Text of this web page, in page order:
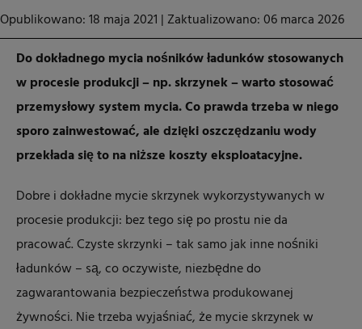
Opublikowano: 18 maja 2021 | Zaktualizowano: 06 marca 2026
Do dokładnego mycia nośników ładunków stosowanych
w procesie produkcji – np. skrzynek – warto stosować
przemysłowy system mycia. Co prawda trzeba w niego
sporo zainwestować, ale dzięki oszczędzaniu wody
przekłada się to na niższe koszty eksploatacyjne.
Dobre i dokładne mycie skrzynek wykorzystywanych w
procesie produkcji: bez tego się po prostu nie da
pracować. Czyste skrzynki – tak samo jak inne nośniki
ładunków – są, co oczywiste, niezbędne do
zagwarantowania bezpieczeństwa produkowanej
żywności. Nie trzeba wyjaśniać, że mycie skrzynek w